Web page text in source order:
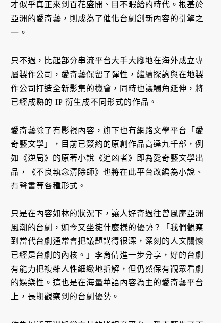
才似乎真正來到百花盛開、目不暇給的時代。根基於
亞洲的愛奇藝，則成為了催化台劇創新內容的引擎之
一。
只不過，比起部分串流平台大手大腳地在海外成立專
屬製作公司，愛奇藝保留了彈性，繼續探詢與在地製
作公司打造全新影集的機會，同時也讓觸角延伸，將
已經成熟的 IP 衍生成不同形式的作品。
愛奇藝除了有影視內容，旗下也有網路文學平台「愛
奇藝文學」，目前已簽約的原創作品高達九千部，例
如《逆局》的原著小說《追凶者》即為愛奇藝文學出
品，《不良執念清除師》也將在此平台改編為小說、
有聲書等各種形式。
只是在內容如林的狀況下，讓人好奇過往曾風靡亞洲
風潮的台劇，如今又坐擁什麼樣的優勢？「我們觀察
到當代台劇通常會把議題講得很深，深刻的人文關懷
已經是台劇的內核。」李育倩進一步分享，好的台劇
有能力把複雜人性細緻地拆解，但仍然保有觀眾看劇
的娛樂性。這也是在海量華語內容為主的愛奇藝平台
上，長期觀察到的台劇優勢。